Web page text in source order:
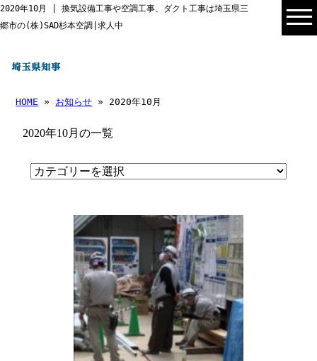
2020年10月 | 換気設備工事や空調工事、ダクト工事は埼玉県三
郷市の(株)SAD杉本空調|求人中
HOME » お知らせ » 2020年10月
2020年10月の一覧